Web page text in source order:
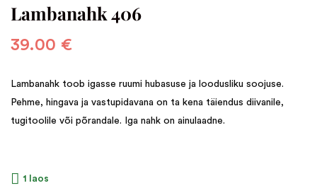
Lambanahk 406
39.00 €
Lambanahk toob igasse ruumi hubasuse ja loodusliku soojuse.
Pehme, hingava ja vastupidavana on ta kena täiendus diivanile,
tugitoolile või põrandale. Iga nahk on ainulaadne.
1 laos